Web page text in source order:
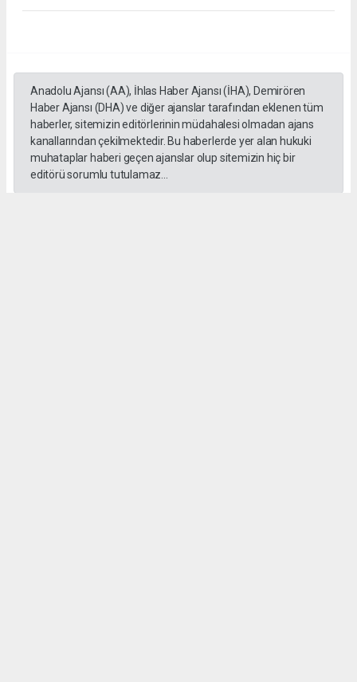
Anadolu Ajansı (AA), İhlas Haber Ajansı (İHA), Demirören
Haber Ajansı (DHA) ve diğer ajanslar tarafından eklenen tüm
haberler, sitemizin editörlerinin müdahalesi olmadan ajans
kanallarından çekilmektedir. Bu haberlerde yer alan hukuki
muhataplar haberi geçen ajanslar olup sitemizin hiç bir
editörü sorumlu tutulamaz...